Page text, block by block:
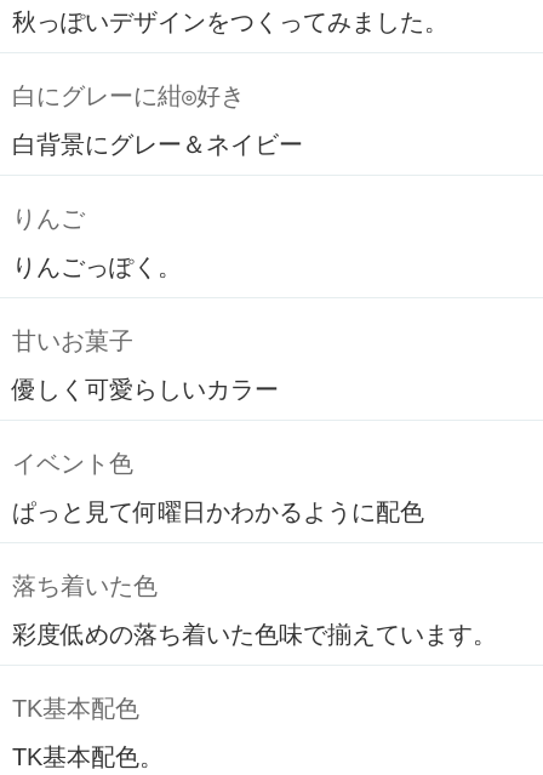
秋っぽいデザインをつくってみました。
白にグレーに紺◎好き
白背景にグレー＆ネイビー
りんご
りんごっぽく。
甘いお菓子
優しく可愛らしいカラー
イベント色
ぱっと見て何曜日かわかるように配色
落ち着いた色
彩度低めの落ち着いた色味で揃えています。
TK基本配色
TK基本配色。